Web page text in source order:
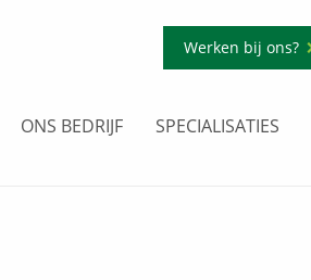
Werken bij ons?
ONS BEDRIJF SPECIALISATIES